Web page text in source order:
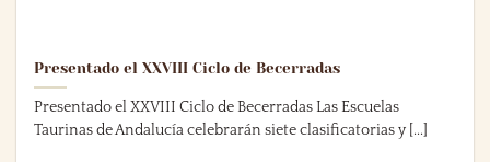
Presentado el XXVIII Ciclo de Becerradas
Presentado el XXVIII Ciclo de Becerradas Las Escuelas
Taurinas de Andalucía celebrarán siete clasificatorias y [...]